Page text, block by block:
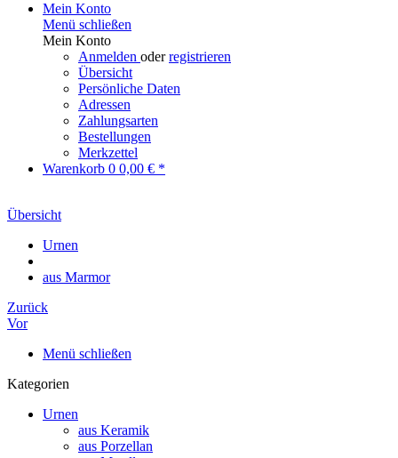
Mein Konto
Menü schließen
Mein Konto
Anmelden oderregistrieren
Übersicht
Persönliche Daten
Adressen
Zahlungsarten
Bestellungen
Merkzettel
Warenkorb 0 0,00 € *
Übersicht
Urnen
aus Marmor
Zurück
Vor
Menü schließen
Kategorien
Urnen
aus Keramik
aus Porzellan